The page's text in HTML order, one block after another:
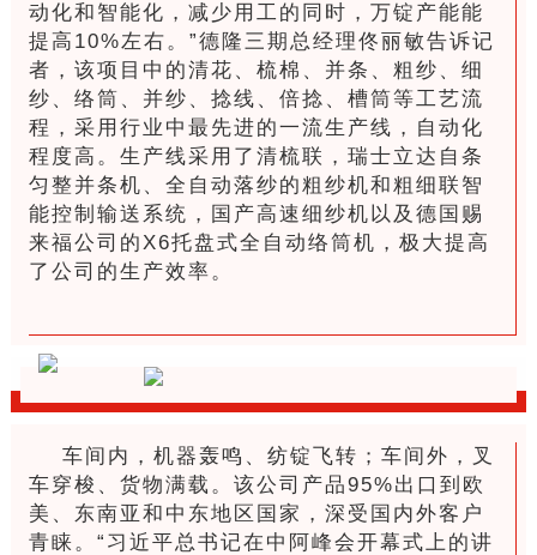
动化和智能化，减少用工的同时，万锭产能能
提高10%左右。”德隆三期总经理佟丽敏告诉记
者，该项目中的清花、梳棉、并条、粗纱、细
纱、络筒、并纱、捻线、倍捻、槽筒等工艺流
程，采用行业中最先进的一流生产线，自动化
程度高。生产线采用了清梳联，瑞士立达自条
匀整并条机、全自动落纱的粗纱机和粗细联智
能控制输送系统，国产高速细纱机以及德国赐
来福公司的X6托盘式全自动络筒机，极大提高
了公司的生产效率。
车间内，机器轰鸣、纺锭飞转；车间外，叉
车穿梭、货物满载。该公司产品95%出口到欧
美、东南亚和中东地区国家，深受国内外客户
青睐。“习近平总书记在中阿峰会开幕式上的讲